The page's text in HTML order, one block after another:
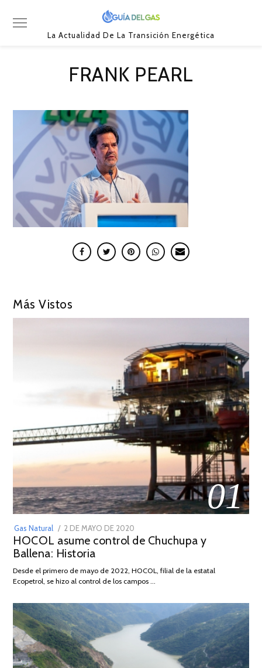
La Actualidad De La Transición Energética
FRANK PEARL
Más Vistos
01
Gas Natural
POSTED
ON
2 DE MAYO DE 2020
DE
2026
HOCOL asume control de Chuchupa y
Ballena: Historia
Desde el primero de mayo de 2022, HOCOL, filial de la estatal
Ecopetrol, se hizo al control de los campos …